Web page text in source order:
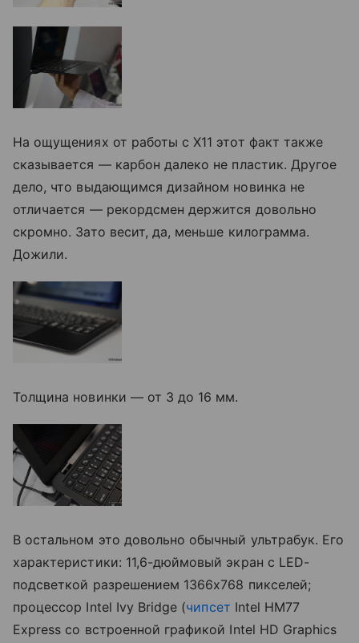
На ощущениях от работы с X11 этот факт также
сказывается — карбон далеко не пластик. Другое
дело, что выдающимся дизайном новинка не
отличается — рекордсмен держится довольно
скромно. Зато весит, да, меньше килограмма.
Дожили.
Толщина новинки — от 3 до 16 мм.
В остальном это довольно обычный ультрабук. Его
характеристики: 11,6-дюймовый экран с LED-
подсветкой разрешением 1366x768 пикселей;
процессор Intel Ivy Bridge (чипсет Intel HM77
Express со встроенной графикой Intel HD Graphics